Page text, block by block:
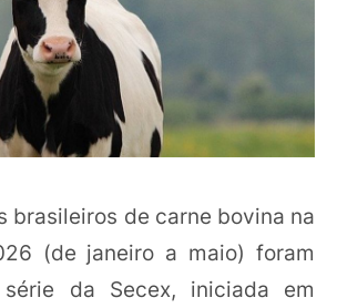
brasileiros de carne bovina na
(de janeiro a maio) foram
da Secex, iniciada em